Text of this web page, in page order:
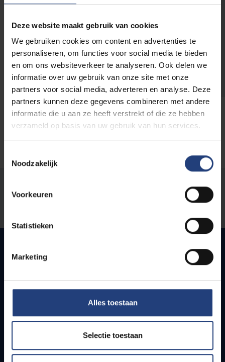
Deze website maakt gebruik van cookies
We gebruiken cookies om content en advertenties te
personaliseren, om functies voor social media te bieden
en om ons websiteverkeer te analyseren. Ook delen we
informatie over uw gebruik van onze site met onze
partners voor social media, adverteren en analyse. Deze
partners kunnen deze gegevens combineren met andere
informatie die u aan ze heeft verstrekt of die ze hebben
verzameld op basis van uw gebruik van hun services.
Noodzakelijk
Voorkeuren
Statistieken
Marketing
Alles toestaan
Selectie toestaan
Status
message
Sorry… This form is closed to new
submissions.
Timetables
How to get to the VUB campuses
Campus facilities